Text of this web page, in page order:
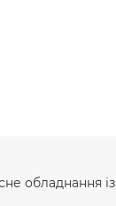
обладнання із